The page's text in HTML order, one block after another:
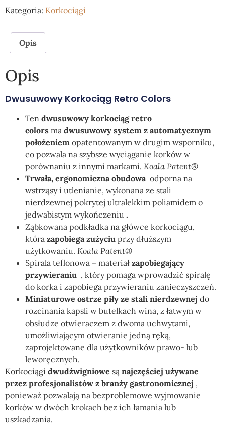
Kategoria: Korkociągi
Opis
Opis
Dwusuwowy Korkociąg Retro Colors
Ten dwusuwowy korkociąg retro
colors ma dwusuwowy system z automatycznym
położeniem opatentowanym w drugim wsporniku,
co pozwala na szybsze wyciąganie korków w
porównaniu z innymi markami. Koala Patent®
Trwała, ergonomiczna obudowaodporna na
wstrząsy i utlenianie, wykonana ze stali
nierdzewnej pokrytej ultralekkim poliamidem o
jedwabistym wykończeniu .
Ząbkowana podkładka na główce korkociągu,
która zapobiega zużyciu przy dłuższym
użytkowaniu. Koala Patent®
Spirala teflonowa – materiał zapobiegający
przywieraniu , który pomaga wprowadzić spiralę
do korka i zapobiega przywieraniu zanieczyszczeń.
Miniaturowe ostrze piły ze stali nierdzewnej do
rozcinania kapsli w butelkach wina, z łatwym w
obsłudze otwieraczem z dwoma uchwytami,
umożliwiającym otwieranie jedną ręką,
zaprojektowane dla użytkowników prawo- lub
leworęcznych.
Korkociągi dwudźwigniowe są najczęściej używane
przez profesjonalistów z branży gastronomicznej ,
ponieważ pozwalają na bezproblemowe wyjmowanie
korków w dwóch krokach bez ich łamania lub
uszkadzania.